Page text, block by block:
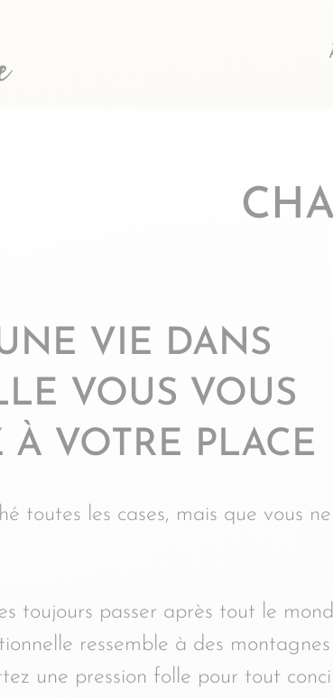
VIE DANS
VOUS VOUS
À VOTRE PLACE
toutes les cases, mais que vous
toujours passer après tout le
ressemble à des montagnes
une pression folle pour tout